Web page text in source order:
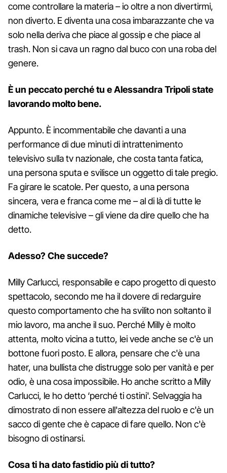
come controllare la materia – io oltre a non divertirmi,
non diverto. E diventa una cosa imbarazzante che va
solo nella deriva che piace al gossip e che piace al
trash. Non si cava un ragno dal buco con una roba del
genere.
È un peccato perché tu e Alessandra Tripoli state
lavorando molto bene.
Appunto. È incommentabile che davanti a una
performance di due minuti di intrattenimento
televisivo sulla tv nazionale, che costa tanta fatica,
una persona sputa e svilisce un oggetto di tale pregio.
Fa girare le scatole. Per questo, a una persona
sincera, vera e franca come me – al di là di tutte le
dinamiche televisive – gli viene da dire quello che ha
detto.
Adesso? Che succede?
Milly Carlucci, responsabile e capo progetto di questo
spettacolo, secondo me ha il dovere di redarguire
questo comportamento che ha svilito non soltanto il
mio lavoro, ma anche il suo. Perché Milly è molto
attenta, molto vicina a tutto, lei vede anche se c'è un
bottone fuori posto. E allora, pensare che c'è una
hater, una bullista che distrugge solo per vanità e per
odio, è una cosa impossibile. Ho anche scritto a Milly
Carlucci, le ho detto ‘perché ti ostini'. Selvaggia ha
dimostrato di non essere all'altezza del ruolo e c'è un
sacco di gente che è capace di fare quello. Non c'è
bisogno di ostinarsi.
Cosa ti ha dato fastidio più di tutto?